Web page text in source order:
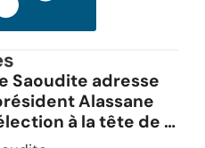
Saoudite adresse
Alassane
à la tête de la